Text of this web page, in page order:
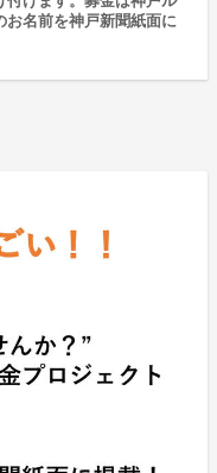
お名前を神戸新聞紙面に